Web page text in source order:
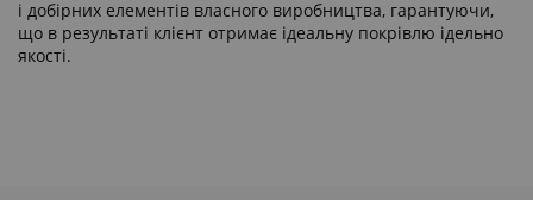
і добірних елементів власного виробництва, гарантуючи,
що в результаті клієнт отримає ідеальну покрівлю ідельно
якості.